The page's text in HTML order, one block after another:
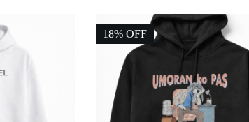
18% OFF